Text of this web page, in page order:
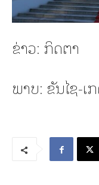
ຂ່າວ: ກິດຕາ
ພາບ: ຂັນໄຊ-